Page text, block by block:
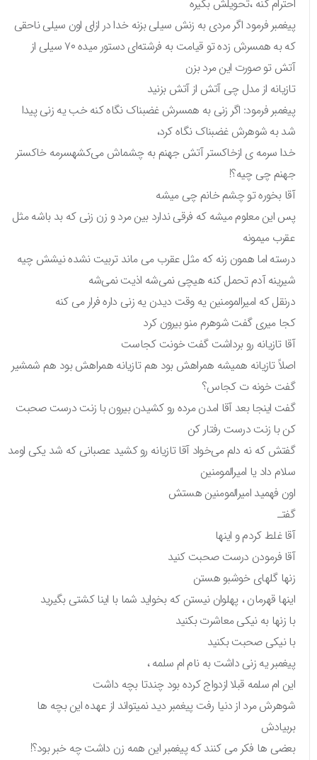
احترام کنه ،تحویلش بگیره
پیغمبر فرمود اگر مردی به زنش سیلی بزنه خدا در ازای اون سیلی ناحقی
که به همسرش زده تو قیامت به فرشته‌ای دستور میده ۷۰ سیلی از
آتش تو صورت این مرد بزن
تازیانه از مدل چی آتش از آتش بزنید
پیغمبر فرمود: اگر زنی به همسرش غضبناک نگاه کنه خب یه زنی پیدا
شد به شوهرش غضبناک نگاه کرد،
خدا سرمه ی ازخاکستر آتش جهنم به چشماش می‌کشهسرمه خاکستر
جهنم چی چیه؟!
آقا بخوره تو چشم خانم چی میشه
پس این معلوم میشه که فرقی ندارد بین مرد و زن زنی که بد باشه مثل
عقرب میمونه
درسته اما همون زنه که مثل عقرب می ماند تربیت نشده نیشش چیه
شیرینه آدم تحمل کنه هیچی نمی‌شه اذیت نمی‌شه
درنقل که امیرالمومنین یه وقت دیدن یه زنی داره فرار می کنه
کجا میری گفت شوهرم منو بیرون کرد
آقا تازیانه رو برداشت گفت خونت کجاست
اصلاً تازیانه همیشه همراهش بود هم تازیانه همراهش بود هم شمشیر
گفت خونه ت کجاس؟
گفت اینجا بعد آقا امدن مرده رو کشیدن بیرون با زنت درست صحبت
کن با زنت درست رفتار کن
گفتش که نه دلم می‌خواد آقا تازیانه رو کشید عصبانی که شد یکی اومد
سلام داد یا امیرالمومنین
اون فهمید امیرالمومنین هستش
گفتـ
آقا غلط کردم و اینها
آقا فرمودن درست صحبت کنید
زنها گلهای خوشبو هستن
اینها قهرمان ، پهلوان نیستن که بخواید شما با اینا کشتی بگیرید
با زنها به نیکی معاشرت بکنید
با نیکی صحبت بکنید
پیغمبر یه زنی داشت به نام ام سلمه ،
این ام سلمه قبلا ازدواج کرده بود چندتا بچه داشت
شوهرش مرد از دنیا رفت پیغمبر دید نمیتواند از عهده این بچه ها
بربیادش
بعضی ها فکر می کنند که پیغمبر این همه زن داشت چه خبر بود؟!